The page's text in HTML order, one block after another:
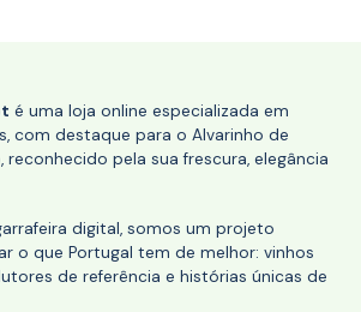
é uma loja online especializada em
com destaque para o Alvarinho de
reconhecido pela sua frescura, elegância
digital, somos um projeto
o que Portugal tem de melhor: vinhos
de referência e histórias únicas de